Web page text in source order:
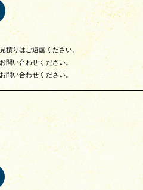
積りはご遠慮ください。
問い合わせください。
問い合わせください。